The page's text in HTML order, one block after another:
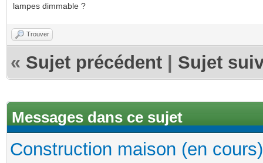
lampes dimmable ?
Trouver
« Sujet précédent Sujet
Messages dans ce sujet
Construction maison (en cours)